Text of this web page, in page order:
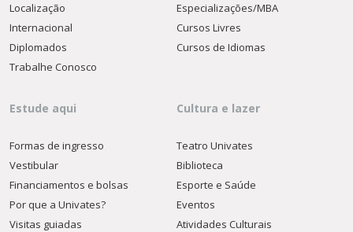
Localização
Internacional
Diplomados
Trabalhe Conosco
Especializações/MBA
Cursos Livres
Cursos de Idiomas
Estude aqui
Formas de ingresso
Vestibular
Financiamentos e bolsas
Por que a Univates?
Visitas guiadas
Cultura e lazer
Teatro Univates
Biblioteca
Esporte e Saúde
Eventos
Atividades Culturais